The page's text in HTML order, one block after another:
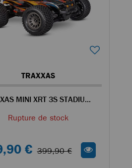
TRAXXAS
TRAXXAS MINI XRT 3S STADIUM TRUCK RC 4WD 1/14 BRUSHLESS ORANGE - 108076-1
Rupture de stock
€ 399,90 €